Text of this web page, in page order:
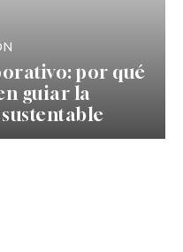
por qué
guiar la